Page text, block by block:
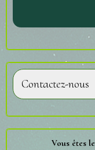
Contactez-nous
Vous êtes le